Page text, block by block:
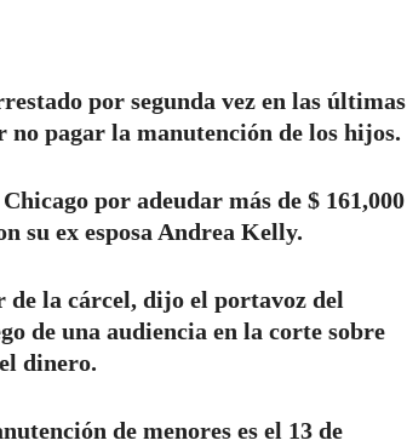
por segunda vez en las últimas
no pagar la manutención de los hijos.
por adeudar más de $ 161,000
su ex esposa Andrea Kelly.
la cárcel, dijo el portavoz del
de una audiencia en la corte sobre
dinero.
de menores es el 13 de